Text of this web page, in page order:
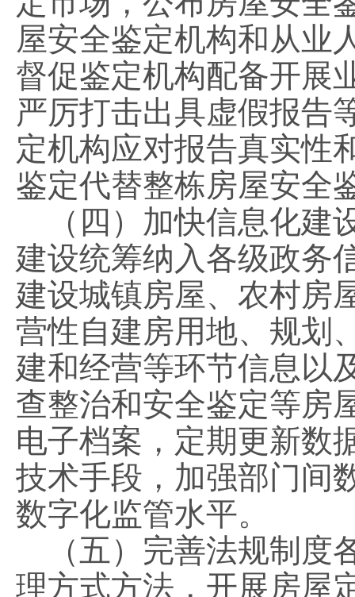
屋安全鉴定机构和从业
督促鉴定机构配备开展
严厉打击出具虚假报告
定机构应对报告真实性
鉴定代替整栋房屋安全
（四）加快信息化建
建设统筹纳入各级政务
建设城镇房屋、农村房
营性自建房用地、规划
建和经营等环节信息以
查整治和安全鉴定等房
电子档案，定期更新数
技术手段，加强部门间
数字化监管水平。
（五）完善法规制度
理方式方法，开展房屋